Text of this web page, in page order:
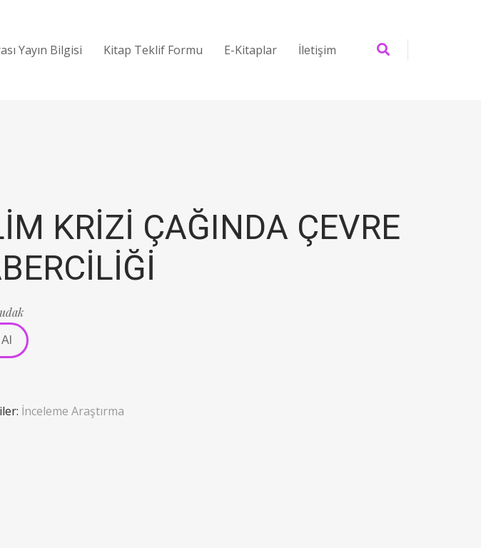
Yayın Bilgisi Kitap Teklif Formu E-Kitaplar İletişim
KRİZİ ÇAĞINDA ÇEVRE
İnceleme Araştırma